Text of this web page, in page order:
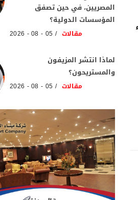
المصريين، في حين تصفق
المؤسسات الدولية؟
مقالات 05 - 08 - 2026
لماذا انتشر المزيفون
والمستريحون؟
مقالات 05 - 08 - 2026